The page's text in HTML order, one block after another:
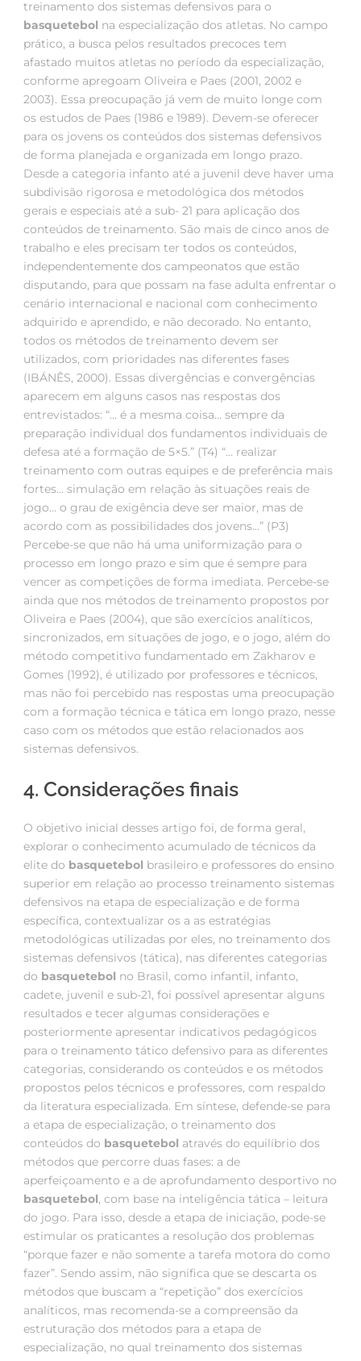
treinamento dos sistemas defensivos para o
basquetebol na especialização dos atletas. No campo
prático, a busca pelos resultados precoces tem
afastado muitos atletas no período da especialização,
conforme apregoam Oliveira e Paes (2001, 2002 e
2003). Essa preocupação já vem de muito longe com
os estudos de Paes (1986 e 1989). Devem-se oferecer
para os jovens os conteúdos dos sistemas defensivos
de forma planejada e organizada em longo prazo.
Desde a categoria infanto até a juvenil deve haver uma
subdivisão rigorosa e metodológica dos métodos
gerais e especiais até a sub- 21 para aplicação dos
conteúdos de treinamento. São mais de cinco anos de
trabalho e eles precisam ter todos os conteúdos,
independentemente dos campeonatos que estão
disputando, para que possam na fase adulta enfrentar o
cenário internacional e nacional com conhecimento
adquirido e aprendido, e não decorado. No entanto,
todos os métodos de treinamento devem ser
utilizados, com prioridades nas diferentes fases
(IBÁNÊS, 2000). Essas divergências e convergências
aparecem em alguns casos nas respostas dos
entrevistados: “… é a mesma coisa… sempre da
preparação individual dos fundamentos individuais de
defesa até a formação de 5×5.” (T4) “… realizar
treinamento com outras equipes e de preferência mais
fortes… simulação em relação às situações reais de
jogo… o grau de exigência deve ser maior, mas de
acordo com as possibilidades dos jovens…” (P3)
Percebe-se que não há uma uniformização para o
processo em longo prazo e sim que é sempre para
vencer as competições de forma imediata. Percebe-se
ainda que nos métodos de treinamento propostos por
Oliveira e Paes (2004), que são exercícios analíticos,
sincronizados, em situações de jogo, e o jogo, além do
método competitivo fundamentado em Zakharov e
Gomes (1992), é utilizado por professores e técnicos,
mas não foi percebido nas respostas uma preocupação
com a formação técnica e tática em longo prazo, nesse
caso com os métodos que estão relacionados aos
sistemas defensivos.
4. Considerações finais
O objetivo inicial desses artigo foi, de forma geral,
explorar o conhecimento acumulado de técnicos da
elite do basquetebol brasileiro e professores do ensino
superior em relação ao processo treinamento sistemas
defensivos na etapa de especialização e de forma
específica, contextualizar os a as estratégias
metodológicas utilizadas por eles, no treinamento dos
sistemas defensivos (tática), nas diferentes categorias
do basquetebol no Brasil, como infantil, infanto,
cadete, juvenil e sub-21, foi possível apresentar alguns
resultados e tecer algumas considerações e
posteriormente apresentar indicativos pedagógicos
para o treinamento tático defensivo para as diferentes
categorias, considerando os conteúdos e os métodos
propostos pelos técnicos e professores, com respaldo
da literatura especializada. Em síntese, defende-se para
a etapa de especialização, o treinamento dos
conteúdos do basquetebol através do equilíbrio dos
métodos que percorre duas fases: a de
aperfeiçoamento e a de aprofundamento desportivo no
basquetebol, com base na inteligência tática – leitura
do jogo. Para isso, desde a etapa de iniciação, pode-se
estimular os praticantes a resolução dos problemas
“porque fazer e não somente a tarefa motora do como
fazer”. Sendo assim, não significa que se descarta os
métodos que buscam a “repetição” dos exercícios
analíticos, mas recomenda-se a compreensão da
estruturação dos métodos para a etapa de
especialização, no qual treinamento dos sistemas